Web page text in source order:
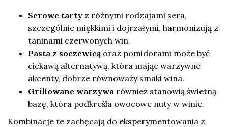
Serowe tarty z różnymi rodzajami sera,
szczególnie miękkimi i dojrzałymi, harmonizują z
taninami czerwonych win.
Pasta z soczewicą oraz pomidorami może być
ciekawą alternatywą, która mając warzywne
akcenty, dobrze równoważy smaki wina.
Grillowane warzywa również stanowią świetną
bazę, która podkreśla owocowe nuty w winie.
Kombinacje te zachęcają do eksperymentowania z